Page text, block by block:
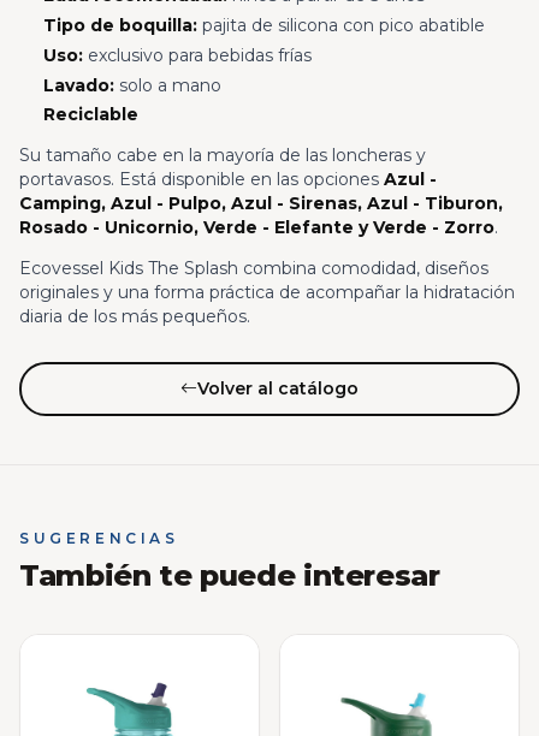
Tipo de boquilla:pajita de silicona con pico abatible
Uso:exclusivo para bebidas frías
Lavado:solo a mano
Reciclable
Su tamaño cabe en la mayoría de las loncheras y
portavasos. Está disponible en las opciones Azul -
Camping, Azul - Pulpo, Azul - Sirenas, Azul - Tiburon,
Rosado - Unicornio, Verde - Elefante y Verde - Zorro.
Ecovessel Kids The Splash combina comodidad, diseños
originales y una forma práctica de acompañar la hidratación
diaria de los más pequeños.
Volver al catálogo
SUGERENCIAS
También te puede interesar